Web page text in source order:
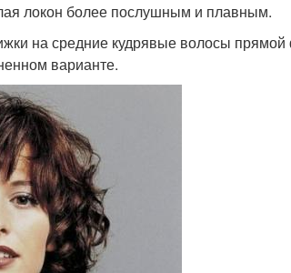
локон более послушным и плавным.
на средние кудрявые волосы
варианте.